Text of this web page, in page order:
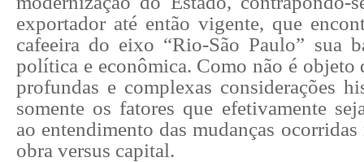
exportador até então vigente, que
cafeeira do eixo “Rio-São Paulo” sua
política e econômica. Como não é objeto
profundas e complexas considerações
somente os fatores que efetivamente
ao entendimento das mudanças
obra versus capital.